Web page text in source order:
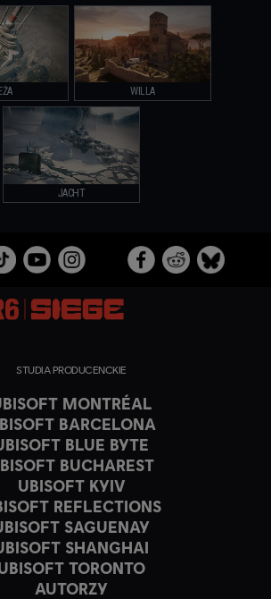
WILLA
JACHT
STUDIA PRODUCENCKIE
MONTRÉAL
BARCELONA
BLUE BYTE
BUCHAREST
UBISOFT KYIV
REFLECTIONS
SAGUENAY
SHANGHAI
TORONTO
AUTORZY